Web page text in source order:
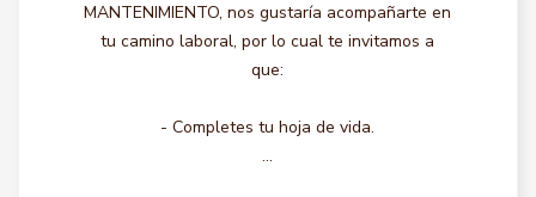
MANTENIMIENTO, nos gustaría acompañarte en
tu camino laboral, por lo cual te invitamos a
que:
- Completes tu hoja de vida.
...